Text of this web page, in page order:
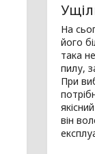
На
його
така
пилу,
При
він